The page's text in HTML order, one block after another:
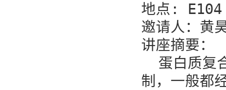
地点: E104
邀请人：黄
讲座摘要：
蛋白质复
制，一般都